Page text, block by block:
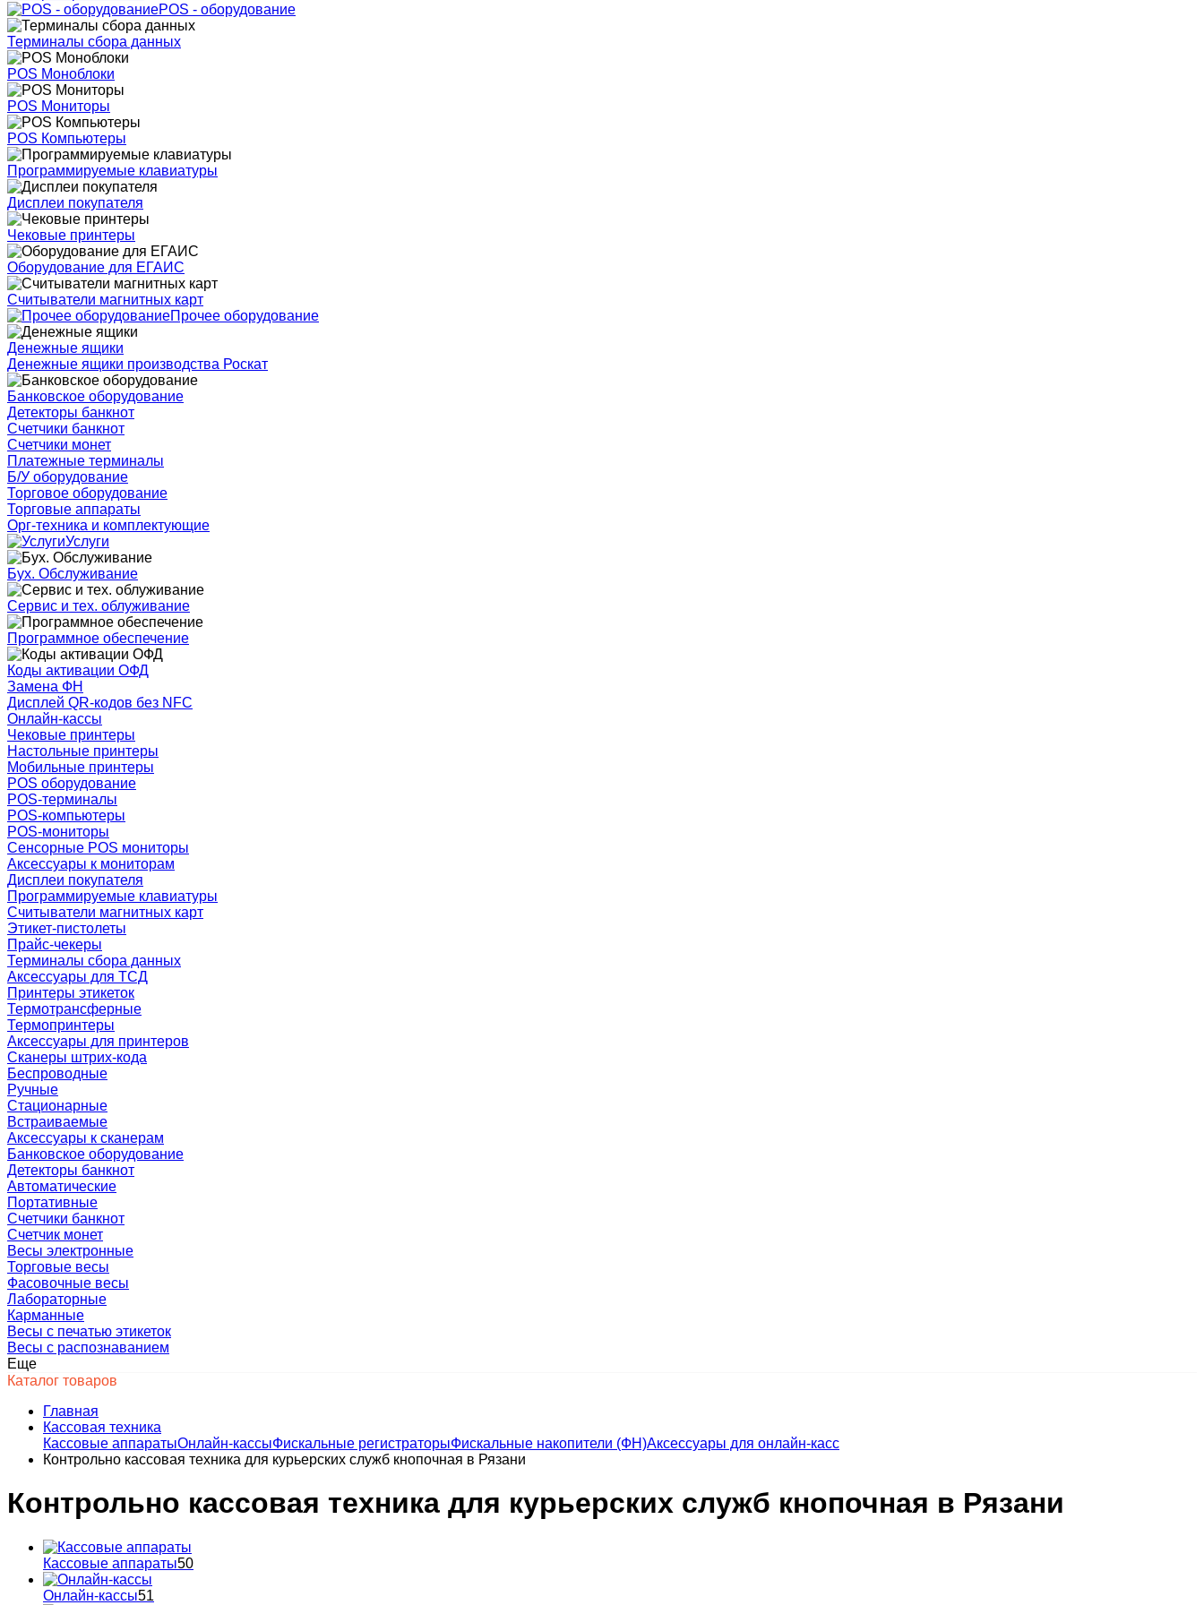
POS - оборудование
Терминалы сбора данных
POS Моноблоки
POS Мониторы
POS Компьютеры
Программируемые клавиатуры
Дисплеи покупателя
Чековые принтеры
Оборудование для ЕГАИС
Считыватели магнитных карт
Прочее оборудование
Денежные ящики
Денежные ящики производства Роскат
Банковское оборудование
Детекторы банкнот
Счетчики банкнот
Счетчики монет
Платежные терминалы
Б/У оборудование
Торговое оборудование
Торговые аппараты
Орг-техника и комплектующие
Услуги
Бух. Обслуживание
Сервис и тех. облуживание
Программное обеспечение
Коды активации ОФД
Замена ФН
Дисплей QR-кодов без NFC
Онлайн-кассы
Чековые принтеры
Настольные принтеры
Мобильные принтеры
POS оборудование
POS-терминалы
POS-компьютеры
POS-мониторы
Сенсорные POS мониторы
Аксессуары к мониторам
Дисплеи покупателя
Программируемые клавиатуры
Считыватели магнитных карт
Этикет-пистолеты
Прайс-чекеры
Терминалы сбора данных
Аксессуары для ТСД
Принтеры этикеток
Термотрансферные
Термопринтеры
Аксессуары для принтеров
Сканеры штрих-кода
Беспроводные
Ручные
Стационарные
Встраиваемые
Аксессуары к сканерам
Банковское оборудование
Детекторы банкнот
Автоматические
Портативные
Счетчики банкнот
Счетчик монет
Весы электронные
Торговые весы
Фасовочные весы
Лабораторные
Карманные
Весы с печатью этикеток
Весы с распознаванием
Еще
Каталог товаров
Главная
Кассовая техника
Кассовые аппаратыОнлайн-кассыФискальные регистраторыФискальные накопители (ФН)Аксессуары для онлайн-касс
Контрольно кассовая техника для курьерских служб кнопочная в Рязани
Контрольно кассовая техника для курьерских служб кнопочная в Рязани
Кассовые аппараты50
Онлайн-кассы51